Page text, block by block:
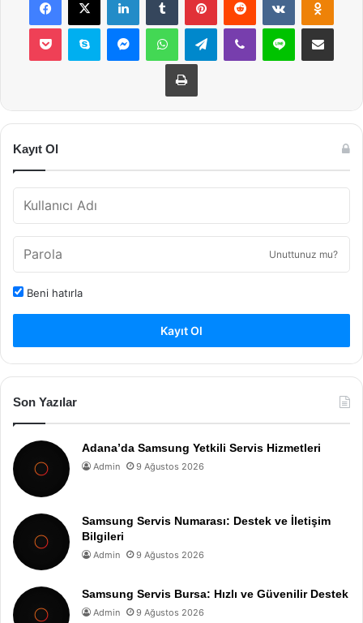
Pocket Skype MessengerWhatsAppTelegramViber Line E-Posta ile
Yazdır
Kayıt Ol
Unuttunuz mu?
Beni hatırla
Kayıt Ol
Son Yazılar
Adana’da Samsung Yetkili Servis Hizmetleri
Admin 9 Ağustos 2026
Samsung Servis Numarası: Destek ve İletişim
Bilgileri
Admin 9 Ağustos 2026
Samsung Servis Bursa: Hızlı ve Güvenilir Destek
Admin 9 Ağustos 2026